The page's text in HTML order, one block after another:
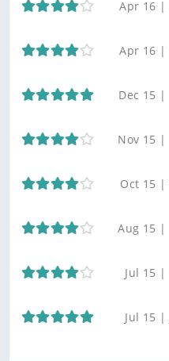
Apr 16 |
Apr 16 |
Dec 15 |
Nov 15 |
Oct 15 |
Aug 15 |
Jul 15 |
Jul 15 |